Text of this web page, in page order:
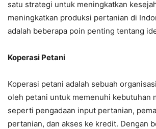
satu strategi untuk meningkatkan
meningkatkan produksi pertanian di
adalah beberapa poin penting tentang
Koperasi Petani
Koperasi petani adalah sebuah
oleh petani untuk memenuhi kebutuhan
seperti pengadaan input pertanian,
pertanian, dan akses ke kredit. Dengan